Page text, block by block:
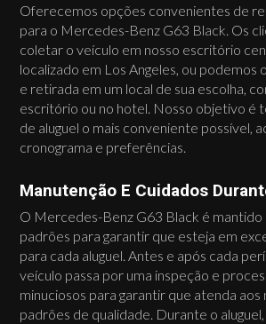
Oferecemos opções convenientes de
para o Mercedes-Benz G63 Black. Os
coletar o veículo em nosso escritório
localizado em Los Angeles, ou podemos
e retirada em um local de sua escolha,
escritório ou no hotel. Nosso objetivo é
de aluguel o mais conveniente possível,
cronograma e preferências.
Manutenção E Cuidados
O Mercedes-Benz G63 Black é mantido
padrões para garantir que esteja em
para cada aluguel. Antes e após cada
veículo passa por uma inspeção e
minuciosos para garantir que atenda aos
padrões de qualidade. Durante o